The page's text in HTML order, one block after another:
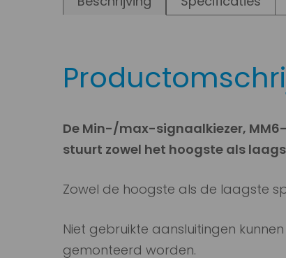
De Min-/max-signaalkiezer,
stuurt zowel het hoogste als
Zowel de hoogste als de laagste
Niet gebruikte aansluitingen
gemonteerd worden.